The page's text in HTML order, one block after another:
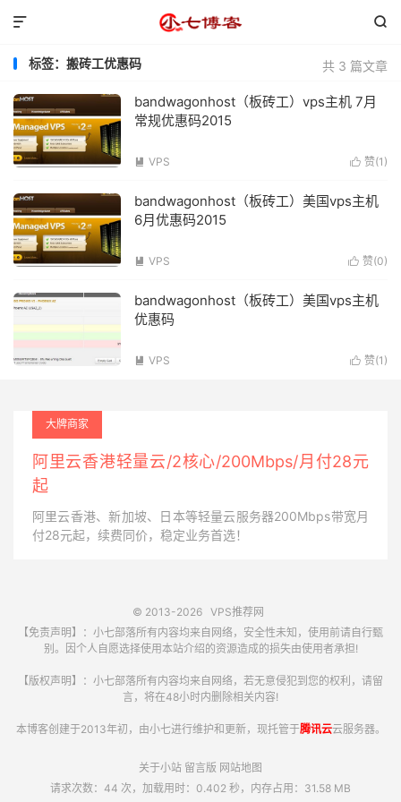


共 3 篇文章
标签：搬砖工优惠码
bandwagonhost（板砖工）vps主机 7月
常规优惠码2015
 赞(1 )
 VPS
bandwagonhost（板砖工）美国vps主机
6月优惠码2015
 赞(0)
 VPS
bandwagonhost（板砖工）美国vps主机
优惠码
 赞(1 )
 VPS
大牌商家
阿里云香港轻量云/2核心/200Mbps/月付28元
起
阿里云香港、新加坡、日本等轻量云服务器200Mbps带宽月
付28元起，续费同价，稳定业务首选！
© 2013-2026 VPS推荐网
【免责声明】：小七部落所有内容均来自网络，安全性未知，使用前请自行甄
别。因个人自愿选择使用本站介绍的资源造成的损失由使用者承担!
【版权声明】：小七部落所有内容均来自网络，若无意侵犯到您的权利，请留
言，将在48小时内删除相关内容!
本博客创建于2013年初，由小七进行维护和更新，现托管于腾讯云云服务器。
关于小站 留言版 网站地图
请求次数：44 次，加载用时：0.402 秒，内存占用：31.58 MB